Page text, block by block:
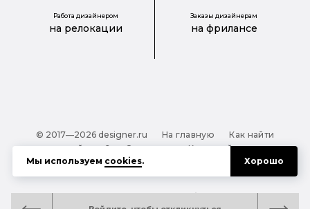
Работа дизайнером
на релокации
Заказы дизайнерам
на фрилансе
© 2017—2026 designer.ru На главную
Как найти
дизайнера?
О проекте
Карта сайта
Обработка персональных данных
Файлы cookie
Мы используем cookies. Хорошо